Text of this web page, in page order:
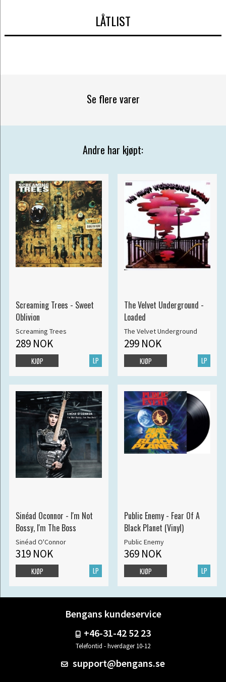
LÅTLIST
Se flere varer
Andre har kjøpt:
Screaming Trees - Sweet
Oblivion
Screaming Trees
289 NOK
LP
KJØP
The Velvet Underground -
Loaded
The Velvet Underground
299 NOK
LP
KJØP
Sinéad Oconnor - I'm Not
Bossy, I'm The Boss
Sinéad O'Connor
319 NOK
LP
KJØP
Public Enemy - Fear Of A
Black Planet (Vinyl)
Public Enemy
369 NOK
LP
KJØP
Bengans kundeservice
+46-31-42 52 23
Telefontid - hverdager 10-12
support@bengans.se